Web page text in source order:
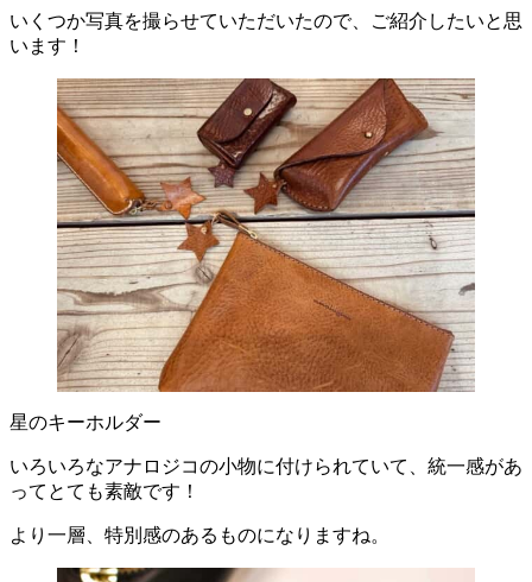
いくつか写真を撮らせていただいたので、ご紹介したいと思
います！
星のキーホルダー
いろいろなアナロジコの小物に付けられていて、統一感があ
ってとても素敵です！
より一層、特別感のあるものになりますね。